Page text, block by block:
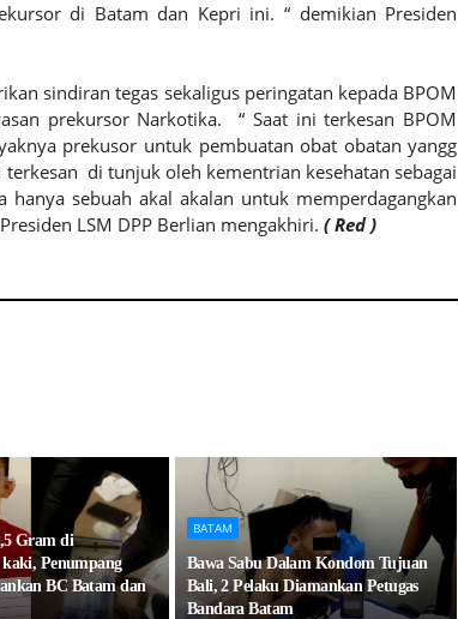
di Batam dan Kepri ini. “ demikian Presiden
sindiran tegas sekaligus peringatan kepada BPOM
prekursor Narkotika. “ Saat ini terkesan BPOM
prekusor untuk pembuatan obat obatan yangg
di tunjuk oleh kementrian kesehatan sebagai
sebuah akal akalan untuk memperdagangkan
LSM DPP Berlian mengakhiri. ( Red )
Gram di
kaki, Penumpang
BC Batam dan
BATAM
Bawa Sabu Dalam Kondom Tujuan
Bali, 2 Pelaku Diamankan Petugas
Bandara Batam